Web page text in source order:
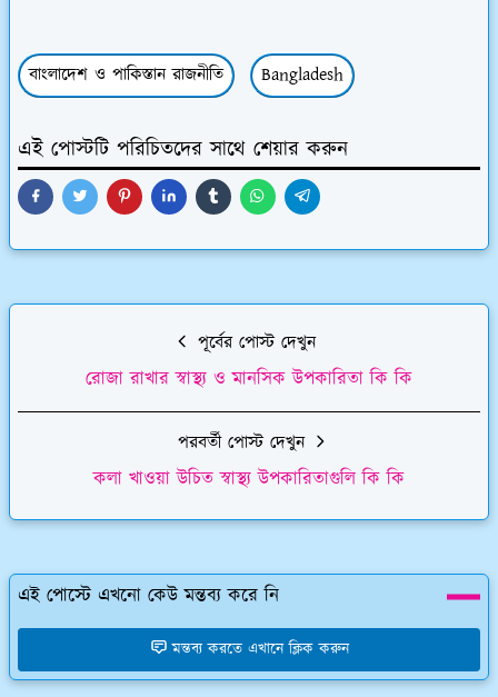
বাংলাদেশ ও পাকিস্তান রাজনীতি Bangladesh
এই পোস্টটি পরিচিতদের সাথে শেয়ার করুন
পূর্বের পোস্ট দেখুন
রোজা রাখার স্বাস্থ্য ও মানসিক উপকারিতা কি কি
পরবর্তী পোস্ট দেখুন
কলা খাওয়া উচিত স্বাস্থ্য উপকারিতাগুলি কি কি
এই পোস্টে এখনো কেউ মন্তব্য করে নি
মন্তব্য করতে এখানে ক্লিক করুন